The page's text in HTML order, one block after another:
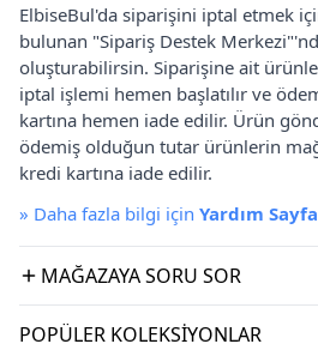
ElbiseBul'da siparişini iptal etmek
bulunan "Sipariş Destek
oluşturabilirsin. Siparişine ait
iptal işlemi hemen başlatılır ve
kartına hemen iade edilir. Ürün
ödemiş olduğun tutar ürünlerin
kredi kartına iade edilir.
» Daha fazla bilgi için Yardım
MAĞAZAYA SORU SOR
POPÜLER KOLEKSIYONLAR